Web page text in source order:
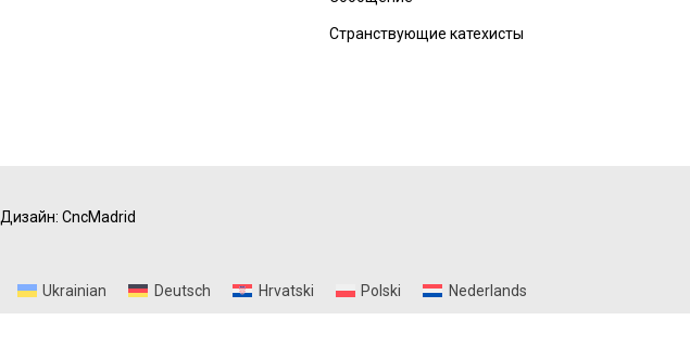
Странствующие катехисты
Дизайн: CncMadrid
Ukrainian Deutsch Hrvatski Polski Nederlands